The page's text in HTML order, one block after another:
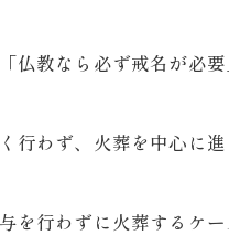
と
仏教なら必ず戒名が必
行わず、火葬を中心に
を行わずに火葬するケー